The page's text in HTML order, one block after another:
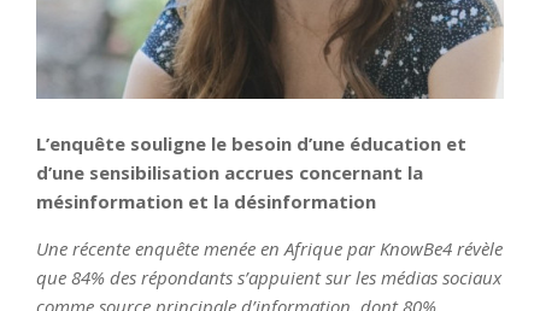
L’enquête souligne le besoin d’une éducation et
d’une sensibilisation accrues concernant la
mésinformation et la désinformation
Une récente enquête menée en Afrique par KnowBe4 révèle
que 84% des répondants s’appuient sur les médias sociaux